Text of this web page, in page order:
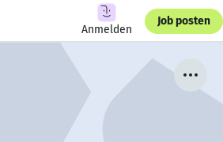
Anmelden
Job posten